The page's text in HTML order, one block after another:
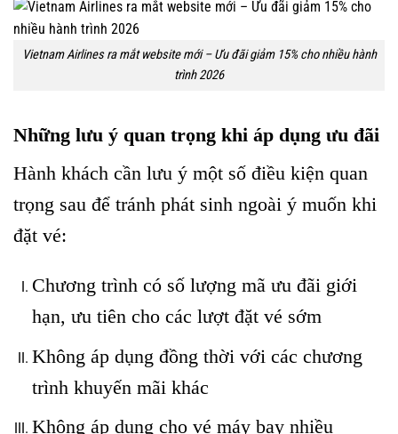
Vietnam Airlines ra mắt website mới – Ưu đãi giảm 15% cho nhiều hành
trình 2026
Những lưu ý quan trọng khi áp dụng ưu đãi
Hành khách cần lưu ý một số điều kiện quan
trọng sau để tránh phát sinh ngoài ý muốn khi
đặt vé:
Chương trình có số lượng mã ưu đãi giới
hạn, ưu tiên cho các lượt đặt vé sớm
Không áp dụng đồng thời với các chương
trình khuyến mãi khác
Không áp dụng cho vé máy bay nhiều